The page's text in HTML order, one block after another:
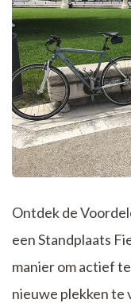
Ontdek de
een Standplaats
manier om actief
nieuwe plekken te